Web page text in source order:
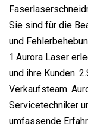
Sie sind für die
und
1.Aurora Laser
und ihre Kunden.
Verkaufsteam.
Servicetechniker
umfassende